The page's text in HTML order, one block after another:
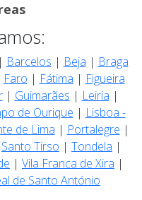
| Barcelos | Beja | Braga
Faro | Fátima | Figueira
| Guimarães | Leiria |
de Ourique | Lisboa -
de Lima | Portalegre |
Santo Tirso | Tondela |
| Vila Franca de Xira |
de Santo António